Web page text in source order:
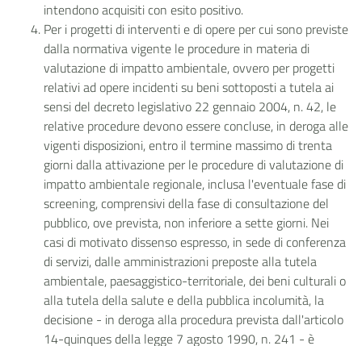
intendono acquisiti con esito positivo.
Per i progetti di interventi e di opere per cui sono previste
dalla normativa vigente le procedure in materia di
valutazione di impatto ambientale, ovvero per progetti
relativi ad opere incidenti su beni sottoposti a tutela ai
sensi del decreto legislativo 22 gennaio 2004, n. 42, le
relative procedure devono essere concluse, in deroga alle
vigenti disposizioni, entro il termine massimo di trenta
giorni dalla attivazione per le procedure di valutazione di
impatto ambientale regionale, inclusa l'eventuale fase di
screening, comprensivi della fase di consultazione del
pubblico, ove prevista, non inferiore a sette giorni. Nei
casi di motivato dissenso espresso, in sede di conferenza
di servizi, dalle amministrazioni preposte alla tutela
ambientale, paesaggistico-territoriale, dei beni culturali o
alla tutela della salute e della pubblica incolumità, la
decisione - in deroga alla procedura prevista dall'articolo
14-quinques della legge 7 agosto 1990, n. 241 - è